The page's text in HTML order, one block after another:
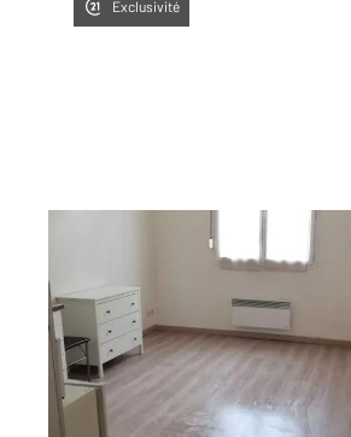
Exclusivité
Ref : 34942
Appartement Studio à louer
580 €
par mois charges comprises